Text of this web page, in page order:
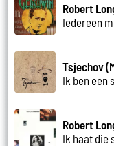
Robert
Iedereen
Tsjechov
Ik ben een
Robert
Ik haat die